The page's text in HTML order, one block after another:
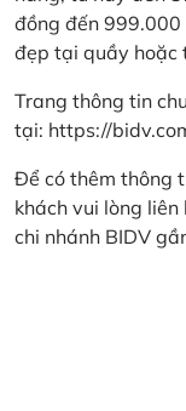
đồng đến 999.000
đẹp tại quầy hoặc
Trang thông tin
tại: https://
Để có thêm thông
khách vui lòng
chi nhánh BIDV